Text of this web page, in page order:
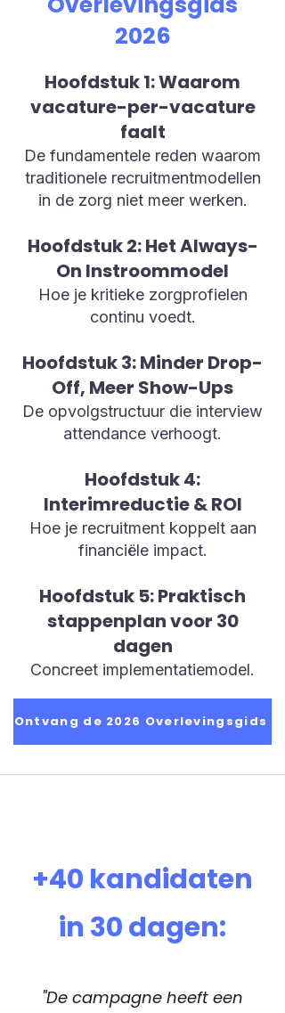
2026
Hoofdstuk 1: Waarom
vacature-per-vacature
faalt
De fundamentele reden waarom
traditionele recruitmentmodellen
in de zorg niet meer werken.
Hoofdstuk 2: Het Always-
On Instroommodel
Hoe je kritieke zorgprofielen
continu voedt.
Hoofdstuk 3: Minder Drop-
Off, Meer Show-Ups
De opvolgstructuur die interview
attendance verhoogt.
Hoofdstuk 4:
Interimreductie & ROI
Hoe je recruitment koppelt aan
financiële impact.
Hoofdstuk 5: Praktisch
stappenplan voor 30
dagen
Concreet implementatiemodel.
Ontvang de 2026 Overlevingsgids
+40 kandidaten
in 30 dagen:
"De campagne heeft een